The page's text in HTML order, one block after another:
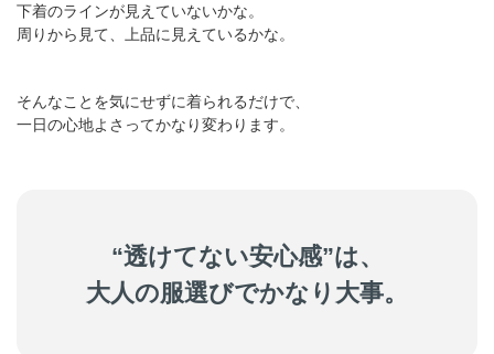
下着のラインが見えていないかな。
周りから見て、上品に見えているかな。
そんなことを気にせずに着られるだけで、
一日の心地よさってかなり変わります。
“透けてない安心感”は、
大人の服選びでかなり大事。